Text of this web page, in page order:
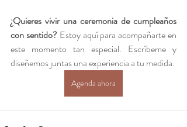
¿Quieres vivir una ceremonia de cumpleaños
con sentido? Estoy aquí para acompañarte en
este momento tan especial. Escríbeme y
diseñemos juntas una experiencia a tu medida.
Agenda ahora